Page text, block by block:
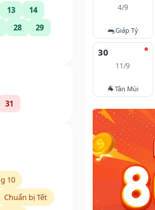
13
14
28
29
31
10
Chuẩn bị Tết
4/9
🐀Giáp Tý
30
11/9
🐐Tân Mùi